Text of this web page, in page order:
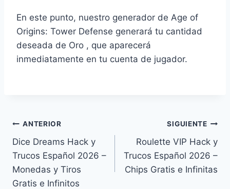
En este punto, nuestro generador de Age of
Origins: Tower Defense generará tu cantidad
deseada de Oro , que aparecerá
inmediatamente en tu cuenta de jugador.
Navegación
de
entradas
ANTERIOR
Dice Dreams Hack y
Trucos Español 2026 –
Monedas y Tiros
Gratis e Infinitos
SIGUIENTE
Roulette VIP Hack y
Trucos Español 2026 –
Chips Gratis e Infinitas